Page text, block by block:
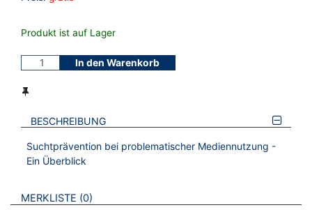
Produkt ist auf Lager
In den Warenkorb
BESCHREIBUNG
Suchtprävention bei problematischer Mediennutzung -
Ein Überblick
VERWEISE AUF VERMERKTE- ODER ZULETZT ANGESEHENE
MERKLISTE 0 BROSCHÜREN